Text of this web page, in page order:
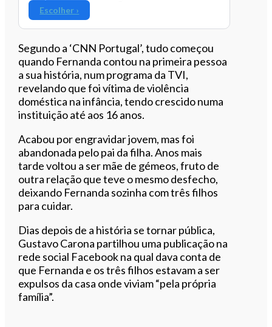
Escolher ›
Segundo a ‘CNN Portugal’, tudo começou
quando Fernanda contou na primeira pessoa
a sua história, num programa da TVI,
revelando que foi vítima de violência
doméstica na infância, tendo crescido numa
instituição até aos 16 anos.
Acabou por engravidar jovem, mas foi
abandonada pelo pai da filha. Anos mais
tarde voltou a ser mãe de gémeos, fruto de
outra relação que teve o mesmo desfecho,
deixando Fernanda sozinha com três filhos
para cuidar.
Dias depois de a história se tornar pública,
Gustavo Carona partilhou uma publicação na
rede social Facebook na qual dava conta de
que Fernanda e os três filhos estavam a ser
expulsos da casa onde viviam “pela própria
família”.